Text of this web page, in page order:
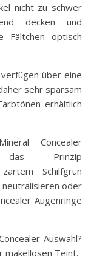
nicht zu schwer
decken und
Fältchen optisch
über eine
sehr sparsam
erhältlich
Concealer
Prinzip
Schilfgrün
neutralisieren oder
Augenringe
Auswahl?
makellosen Teint.